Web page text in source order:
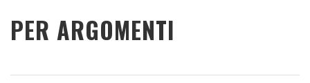
PER ARGOMENTI